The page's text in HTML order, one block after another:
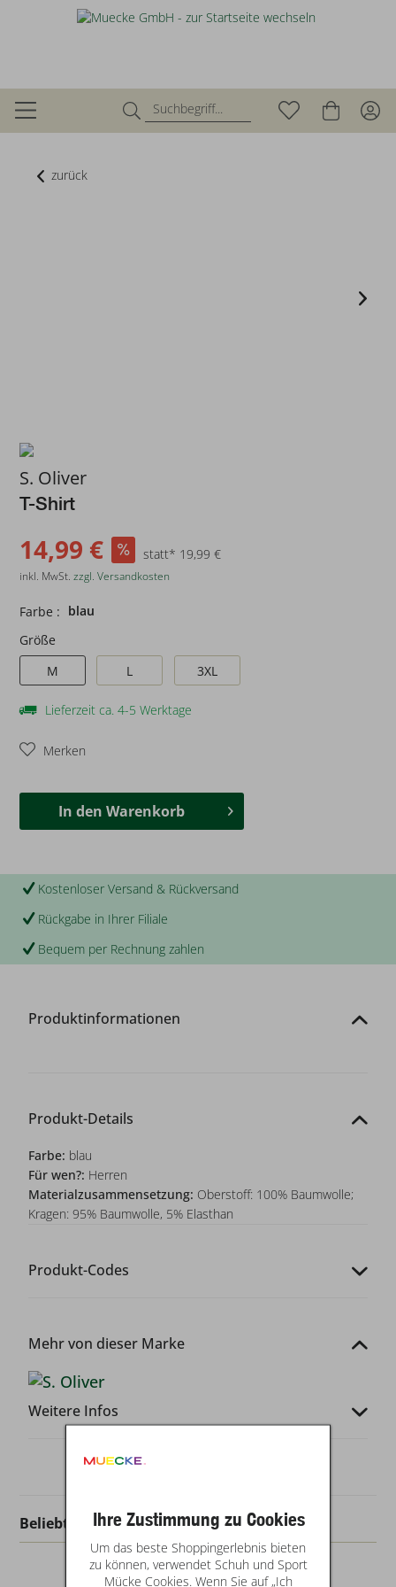
zurück
S. Oliver
T-Shirt
14,99 € statt* 19,99 €
inkl. MwSt.zzgl. Versandkosten
Farbe : blau
Größe
M
L 3XL
Lieferzeit ca. 4-5 Werktage
Merken
In den Warenkorb
Kostenloser Versand & Rückversand
Rückgabe in Ihrer Filiale
Bequem per Rechnung zahlen
Produktinformationen
Produkt-Details
Farbe: blau
Für wen?: Herren
Materialzusammensetzung: Oberstoff: 100% Baumwolle;
Kragen: 95% Baumwolle, 5% Elasthan
Produkt-Codes
Mehr von dieser Marke
Weitere Infos
Beliebt in dieser Kategorie
Ihre Zustimmung zu Cookies
Um das beste Shoppingerlebnis bieten
zu können, verwendet Schuh und Sport
Mücke Cookies. Wenn Sie auf „Ich